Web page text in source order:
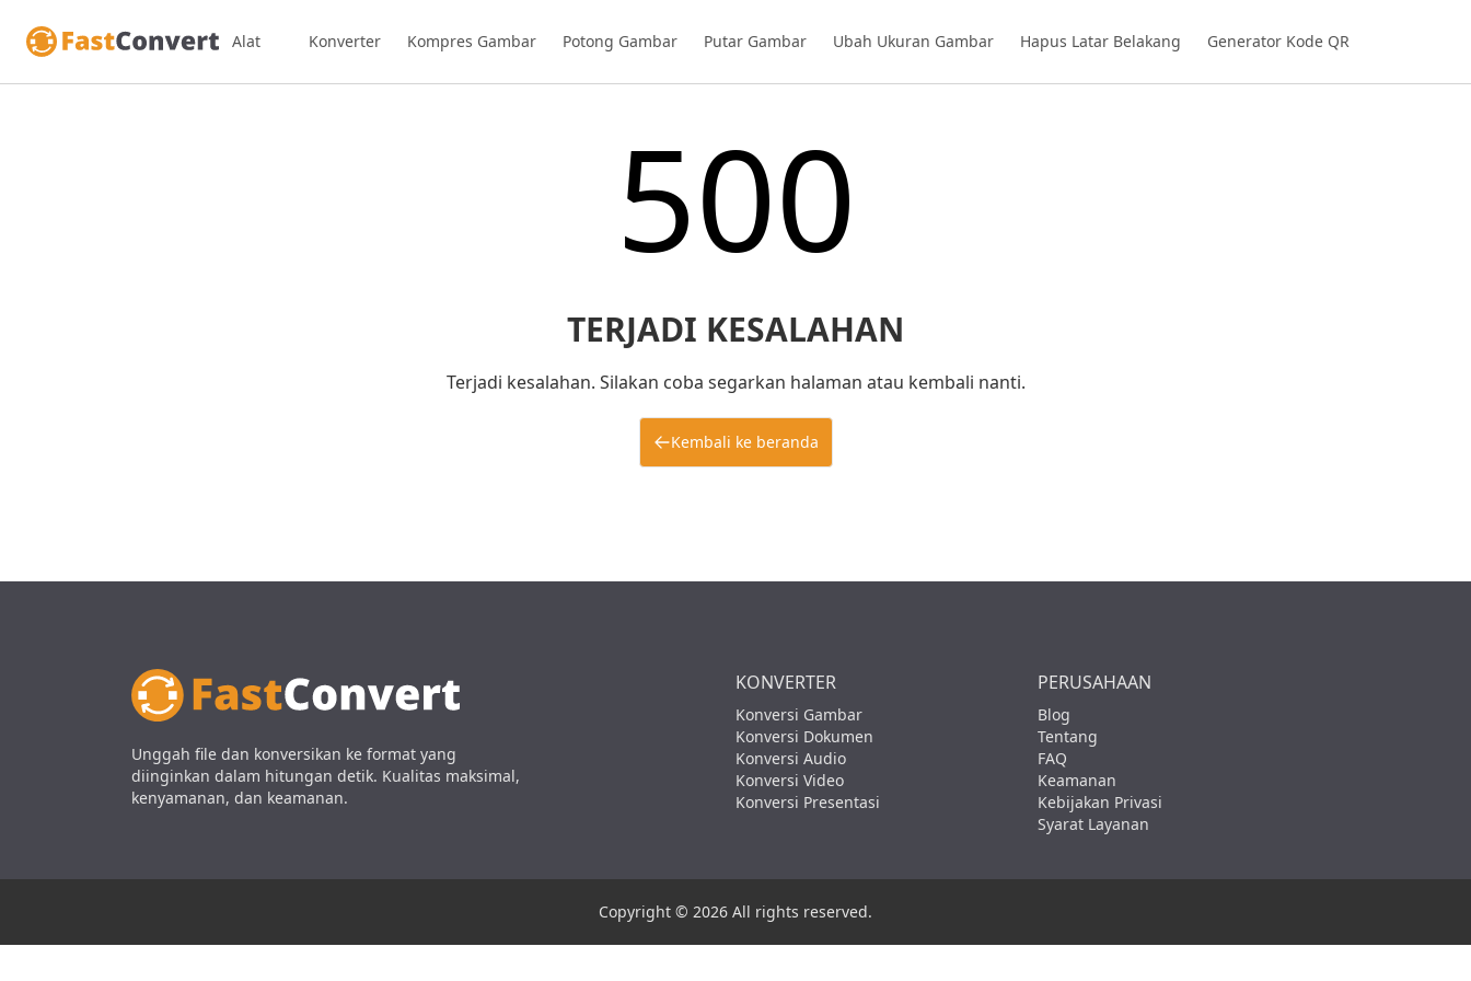
Alat Konverter Kompres Gambar Potong Gambar Putar Gambar Ubah Ukuran Gambar Hapus Latar Belakang Generator Kode QR
500
TERJADI KESALAHAN
Terjadi kesalahan. Silakan coba segarkan halaman atau kembali nanti.
Kembali ke beranda
Unggah file dan konversikan ke format yang
diinginkan dalam hitungan detik. Kualitas maksimal,
kenyamanan, dan keamanan.
KONVERTER
Konversi Gambar
Konversi Dokumen
Konversi Audio
Konversi Video
Konversi Presentasi
PERUSAHAAN
Blog
Tentang
FAQ
Keamanan
Kebijakan Privasi
Syarat Layanan
Copyright © 2026 All rights reserved.